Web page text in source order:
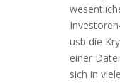
usb die
einer
sich in